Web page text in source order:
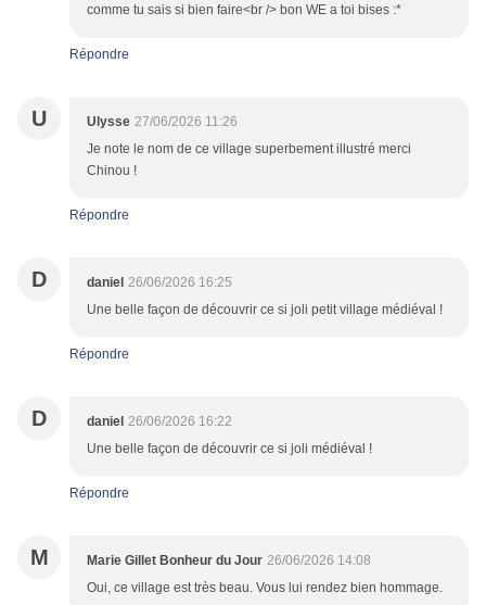
comme tu sais si bien faire<br /> bon WE a toi bises :*
Répondre
U Ulysse 27/06/2026 11:26
Je note le nom de ce village superbement illustré merci
Chinou !
Répondre
D daniel 26/06/2026 16:25
Une belle façon de découvrir ce si joli petit village médiéval !
Répondre
D daniel 26/06/2026 16:22
Une belle façon de découvrir ce si joli médiéval !
Répondre
M Marie Gillet Bonheur du Jour 26/06/2026 14:08
Oui, ce village est très beau. Vous lui rendez bien hommage.